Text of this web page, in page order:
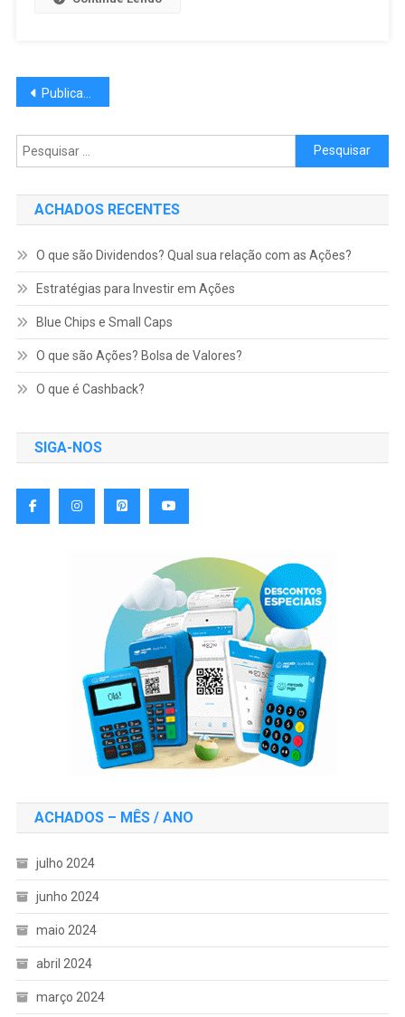
Navegação por posts
Publicações mais antigas
Pesquisar por:
ACHADOS RECENTES
O que são Dividendos? Qual sua relação com as Ações?
Estratégias para Investir em Ações
Blue Chips e Small Caps
O que são Ações? Bolsa de Valores?
O que é Cashback?
SIGA-NOS
ACHADOS – MÊS / ANO
julho 2024
junho 2024
maio 2024
abril 2024
março 2024